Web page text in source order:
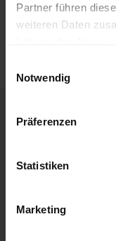
Partner führen
weiteren Daten
Notwendig
Präferenzen
Statistiken
Marketing
Die aktuelle
können Sie
Höchst-
Pelletspreise
Sackware in